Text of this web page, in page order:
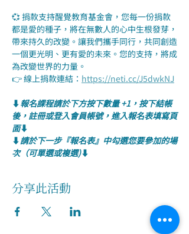
💞 捐款支持醒覺教育基金會，您每一份捐款
都是愛的種子，將在無數人的心中生根發芽，
帶來持久的改變。讓我們攜手同行，共同創造
一個更光明、更有愛的未來。您的支持，將成
為改變世界的力量。
👉 線上捐款連結： https://neti.cc/J5dwkNJ
⬇️報名課程請於下方按下數量 +1，按下結帳
後，註冊或登入會員帳號，進入報名表填寫頁
面⬇️
⬇️請於下一步『報名表』中勾選您要參加的場
次（可單選或複選)⬇️
分享此活動